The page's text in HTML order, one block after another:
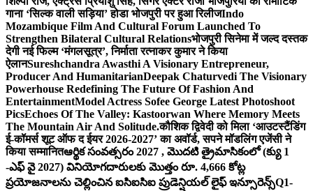
गाना ‘सिल्क वाली सड़िया’ होडा भोजपुरी पर हुआ रिलीजIndo
Mozambique Film And Cultural Forum Launched To
Strengthen Bilateral Cultural Relationsभोजपुरी सिनेमा में जल्द दस्तक
देगी नई फिल्म ‘मंगलसूत्र’, निर्माता रत्नाकर कुमार ने किया
ऐलानSureshchandra Awasthi A Visionary Entrepreneur,
Producer And HumanitarianDeepak Chaturvedi The Visionary
Powerhouse Redefining The Future Of Fashion And
EntertainmentModel Actress Sofee George Latest Photoshoot
PicsEchoes Of The Valley: Kastoorwan Where Memory Meets
The Mountain Air And Solitude.कौशिक द्विवेदी को मिला ‘आउटस्टैंडिंग
ई-कॉमर्स शूट ऑफ द ईयर 2026-2027’ का अवॉर्ड, सपने मॉडलिंग एजेंसी ने
किया सम्मानितఆర్థిక సంవత్సరం 2027 , మొదటి త్రైమాసికంలో (క్యు 1
-ఎఫ్ వై 2027) వినియోగదారులకు మొత్తం రూ. 4,666 కోట్ల
ప్రయోజనాలను చెల్లించిన ఐసిఐసిఐ ప్రుడెన్షియల్ లైఫ్ ఇన్సూరెన్స్Q1-